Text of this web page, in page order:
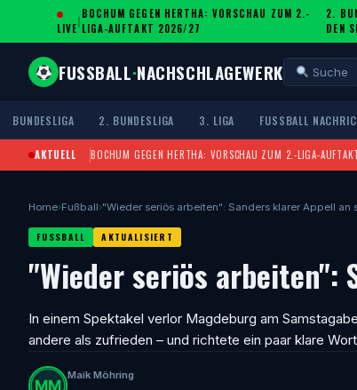
LIVE
|
BOCHUM GEGEN HERTHA: VORSCHAU ZUM 2.-
LIGA-AUFTAKT 2026/27
·
2.
DEN
FUSSBALL·NACHSCHLAGEWERK Suche
BUNDESLIGA 2. BUNDESLIGA 3. LIGA FUSSBALL
AKTUELL BOCHUM GEGEN HERTHA: VORSCHAU ZUM 2.-LIGA-
Home›Fußball›"Wieder seriös arbeiten": Sanders klarer Appell an
FUSSBALL AKTUALISIERT
"Wieder seriös arbeiten":
In einem Spektakel verlor Magdeburg am
andere als zufrieden – und richtete ein paar klare
Maik Möhring